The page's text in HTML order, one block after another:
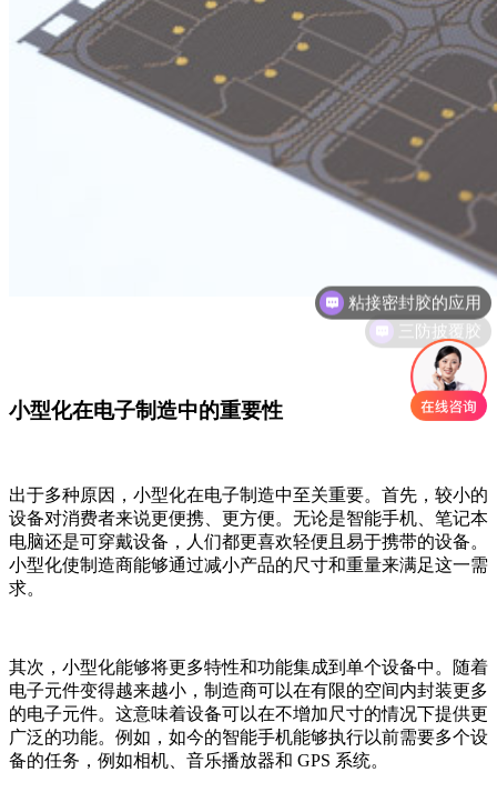
小型化在电子制造中的重要性
出于多种原因，小型化在电子制造中至关重要。首先，较小的
设备对消费者来说更便携、更方便。无论是智能手机、笔记本
电脑还是可穿戴设备，人们都更喜欢轻便且易于携带的设备。
小型化使制造商能够通过减小产品的尺寸和重量来满足这一需
求。
其次，小型化能够将更多特性和功能集成到单个设备中。随着
电子元件变得越来越小，制造商可以在有限的空间内封装更多
的电子元件。这意味着设备可以在不增加尺寸的情况下提供更
广泛的功能。例如，如今的智能手机能够执行以前需要多个设
备的任务，例如相机、音乐播放器和 GPS 系统。
三防披覆胶